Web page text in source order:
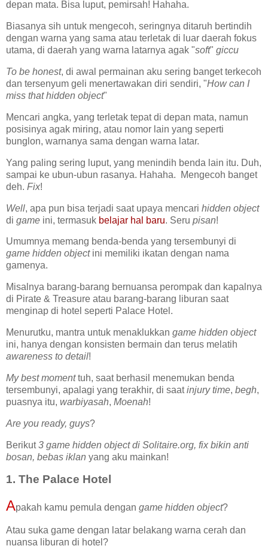
depan mata. Bisa luput, pemirsah! Hahaha.
Biasanya sih untuk mengecoh, seringnya ditaruh bertindih
dengan warna yang sama atau terletak di luar daerah fokus
utama, di daerah yang warna latarnya agak "soft" giccu
To be honest, di awal permainan aku sering banget terkecoh
dan tersenyum geli menertawakan diri sendiri, "How can I
miss that hidden object"
Mencari angka, yang terletak tepat di depan mata, namun
posisinya agak miring, atau nomor lain yang seperti
bunglon, warnanya sama dengan warna latar.
Yang paling sering luput, yang menindih benda lain itu. Duh,
sampai ke ubun-ubun rasanya. Hahaha. Mengecoh banget
deh. Fix!
Well, apa pun bisa terjadi saat upaya mencari hidden object
di game ini, termasuk belajar hal baru. Seru pisan!
Umumnya memang benda-benda yang tersembunyi di
game hidden objectini memiliki ikatan dengan nama
gamenya.
Misalnya barang-barang bernuansa perompak dan kapalnya
di Pirate & Treasure atau barang-barang liburan saat
menginap di hotel seperti Palace Hotel.
Menurutku, mantra untuk menaklukkan game hidden object
ini, hanya dengan konsisten bermain dan terus melatih
awareness to detail!
My best momenttuh, saat berhasil menemukan benda
tersembunyi, apalagi yang terakhir, di saatinjury time, begh,
puasnya itu, warbiyasah, Moenah!
Are you ready, guys?
Berikut3 game hidden object di Solitaire.org, fix bikin anti
bosan, bebas iklan yang aku mainkan!
1. The Palace Hotel
Apakah kamu pemula dengan game hidden object?
Atau suka game dengan latar belakang warna cerah dan
nuansa liburan di hotel?